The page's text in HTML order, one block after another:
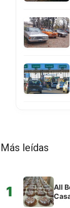
Más leídas
1
All